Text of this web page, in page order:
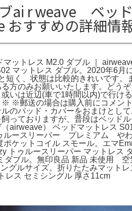
ai r weave ベッ
おすすめの詳細情
マットレス M2.0 ダブル ｜
マットレス ダブル。2020年6
短く、状態は比較的きれいです
方のみお願いいたします。どう
いは近辺(車で1時間以内)で行け
※ ※郵送の場合は購入前にコメン
ルのパッド・カバーをおまけとし
っておりますが、普段はベッド
（airweave） ベッドマットレス
ースリーパー プレミアム やわ
ポケットコイル スモール。エマ
トゥルースリーパー マットレ
ダブル。無印良品 新品 未使用
グルサイズ。折りたたみマット
レス セミシングル 厚さ11cm